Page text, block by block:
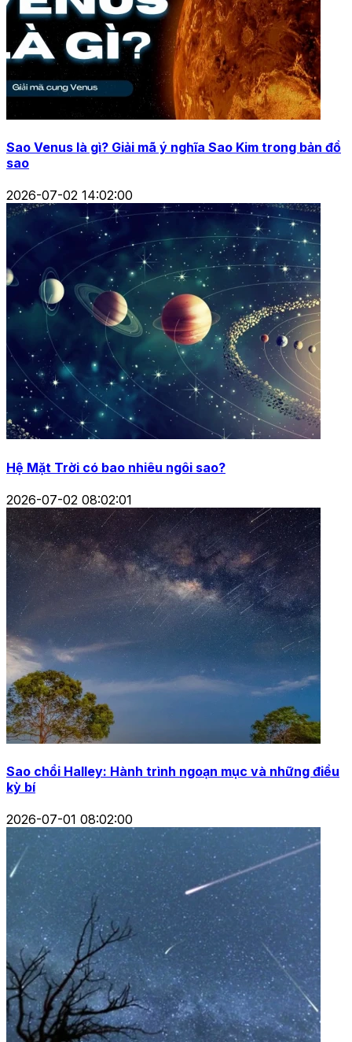
Sao Venus là gì? Giải mã ý nghĩa Sao Kim trong bản đồ
sao
2026-07-02 14:02:00
Hệ Mặt Trời có bao nhiêu ngôi sao?
2026-07-02 08:02:01
Sao chổi Halley: Hành trình ngoạn mục và những điều
kỳ bí
2026-07-01 08:02:00